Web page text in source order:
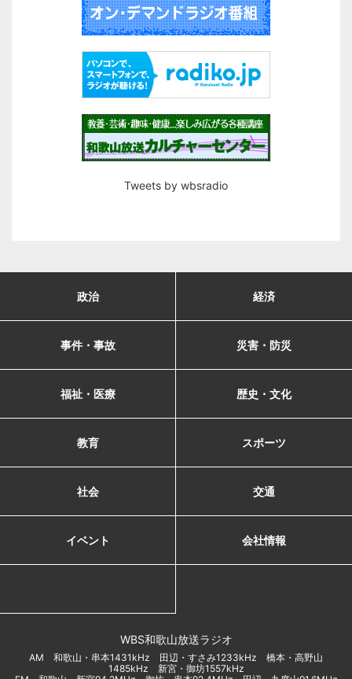
Tweets by wbsradio
政治 経済
事件・事故 災害・防災
福祉・医療 歴史・文化
教育 スポーツ
社会 交通
イベント 会社情報
WBS和歌山放送ラジオ
AM 和歌山・串本1431kHz 田辺・すさみ1233kHz 橋本・高野山
1485kHz 新宮・御坊1557kHz